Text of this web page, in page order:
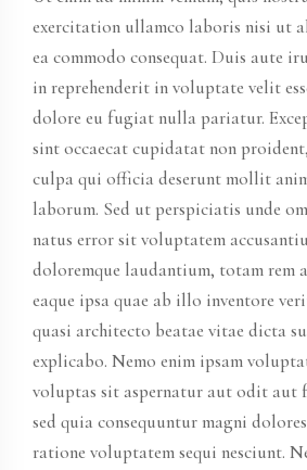
exercitation ullamco laboris nisi ut
ea commodo consequat. Duis aute
in reprehenderit in voluptate velit
dolore eu fugiat nulla pariatur.
sint occaecat cupidatat non
culpa qui officia deserunt mollit
laborum. Sed ut perspiciatis unde
natus error sit voluptatem
doloremque laudantium, totam rem
eaque ipsa quae ab illo inventore
quasi architecto beatae vitae dicta
explicabo. Nemo enim ipsam
voluptas sit aspernatur aut odit aut
sed quia consequuntur magni
ratione voluptatem sequi nesciunt.